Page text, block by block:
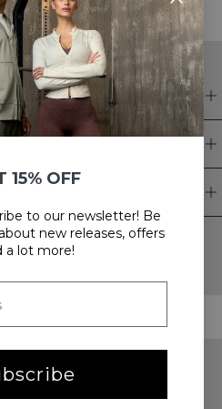
Recevez des offres
et bien plus encore.
15% OFF
to our newsletter! Be
new releases, offers
a lot more!